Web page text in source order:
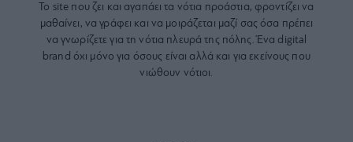
Το site που ζει και αγαπάει τα νότια προάστια, φροντίζει να
μαθαίνει, να γράφει και να μοιράζεται μαζί σας όσα πρέπει
να γνωρίζετε για τη νότια πλευρά της πόλης. Ένα digital
brand όχι μόνο για όσους είναι αλλά και για εκείνους που
νιώθουν νότιοι.